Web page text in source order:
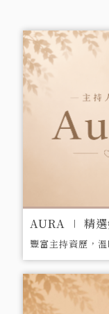
AURA ∣ 精選
豐富主持資歷，
宜。